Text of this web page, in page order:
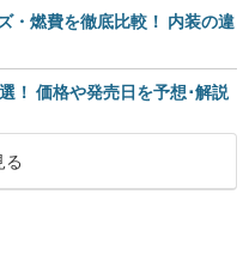
・燃費を徹底比較！ 内装の違
！ 価格や発売日を予想･解説
る